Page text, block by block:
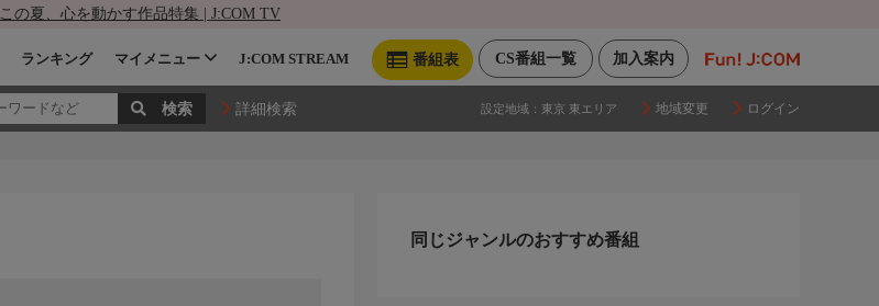
この夏、心を動かす作品特集 | J:COM TV
加入案内
CS番組一覧
番組表
ランキング マイメニュー J:COM STREAM
詳細検索 設定地域： 東京 東エリア 地域変更 ログイン
同じジャンルのおすすめ番組